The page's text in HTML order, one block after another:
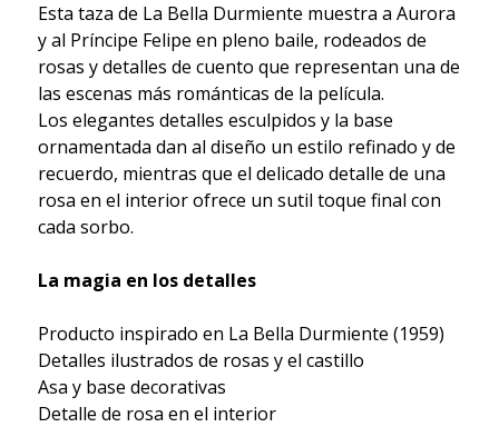
Esta taza de La Bella Durmiente muestra a Aurora
y al Príncipe Felipe en pleno baile, rodeados de
rosas y detalles de cuento que representan una de
las escenas más románticas de la película.
Los elegantes detalles esculpidos y la base
ornamentada dan al diseño un estilo refinado y de
recuerdo, mientras que el delicado detalle de una
rosa en el interior ofrece un sutil toque final con
cada sorbo.
La magia en los detalles
Producto inspirado en La Bella Durmiente (1959)
Detalles ilustrados de rosas y el castillo
Asa y base decorativas
Detalle de rosa en el interior